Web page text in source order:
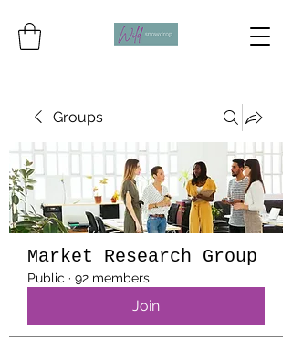
Groups
Market Research Group
Public · 92 members
Join